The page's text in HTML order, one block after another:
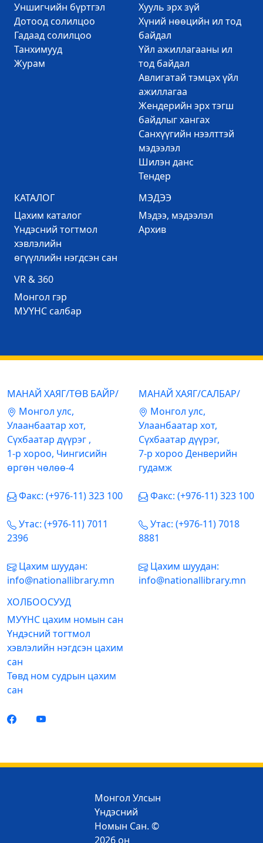
Уншигчийн бүртгэл
Дотоод солилцоо
Гадаад солилцоо
Танхимууд
Журам
Хууль эрх зүй
Хүний нөөцийн ил тод
байдал
Үйл ажиллагааны ил
тод байдал
Авлигатай тэмцэх үйл
ажиллагаа
Жендерийн эрх тэгш
байдлыг хангах
Санхүүгийн нээлттэй
мэдээлэл
Шилэн данс
Тендер
КАТАЛОГ
Цахим каталог
Үндэсний тогтмол
хэвлэлийн
өгүүллийн нэгдсэн сан
МЭДЭЭ
Mэдээ, мэдээлэл
Архив
VR & 360
Mонгол гэр
МУҮНС салбар
МАНАЙ ХАЯГ/ТӨВ БАЙР/
Mонгол улс,
Улаанбаатар хот,
Сүхбаатар дүүрэг ,
1-р хороо, Чингисийн
өргөн чөлөө-4
Факс: (+976-11) 323 100
Утас: (+976-11) 7011
2396
Цахим шуудан:
info@nationallibrary.mn
МАНАЙ ХАЯГ/САЛБАР/
Mонгол улс,
Улаанбаатар хот,
Сүхбаатар дүүрэг,
7-р хороо Денверийн
гудамж
Факс: (+976-11) 323 100
Утас: (+976-11) 7018
8881
Цахим шуудан:
info@nationallibrary.mn
ХОЛБООСУУД
МУҮНС цахим номын сан
Үндэсний тогтмол
хэвлэлийн нэгдсэн цахим
сан
Төвд ном судрын цахим
сан
Монгол Улсын
Үндэсний
Номын Сан. ©
2026 он